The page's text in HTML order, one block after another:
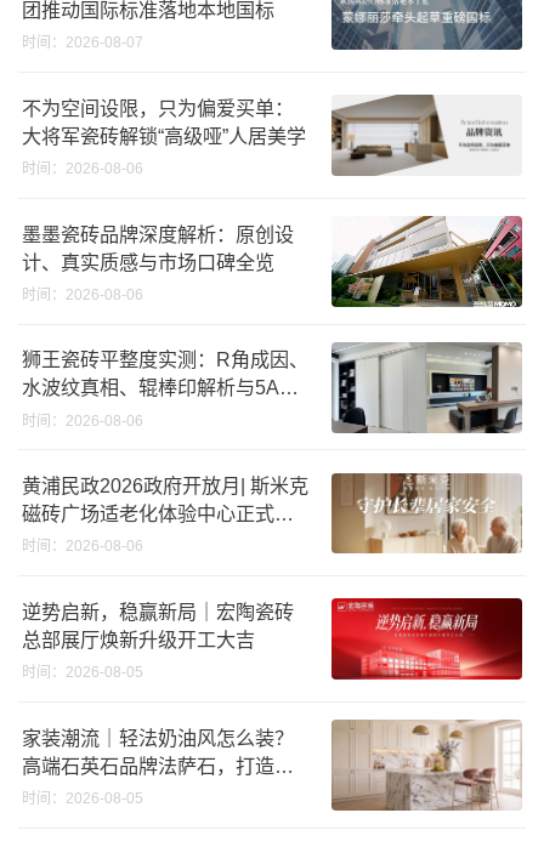
团推动国际标准落地本地国标
时间：2026-08-07
不为空间设限，只为偏爱买单：
大将军瓷砖解锁“高级哑”人居美学
时间：2026-08-06
墨墨瓷砖品牌深度解析：原创设
计、真实质感与市场口碑全览
时间：2026-08-06
狮王瓷砖平整度实测：R角成因、
水波纹真相、辊棒印解析与5A标
准选购指南
时间：2026-08-06
黄浦民政2026政府开放月| 斯米克
磁砖广场适老化体验中心正式亮
相
时间：2026-08-06
逆势启新，稳赢新局｜宏陶瓷砖
总部展厅焕新升级开工大吉
时间：2026-08-05
家装潮流｜轻法奶油风怎么装？
高端石英石品牌法萨石，打造质
感橱柜台面
时间：2026-08-05